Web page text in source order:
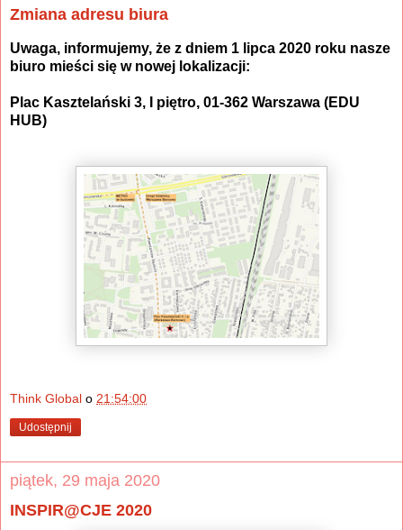
Zmiana adresu biura
Uwaga, informujemy, że z dniem 1 lipca 2020 roku nasze
biuro mieści się w nowej lokalizacji:
Plac Kasztelański 3, I piętro, 01-362 Warszawa (EDU
HUB)
Think Global o 21:54:00
Udostępnij
piątek, 29 maja 2020
INSPIR@CJE 2020